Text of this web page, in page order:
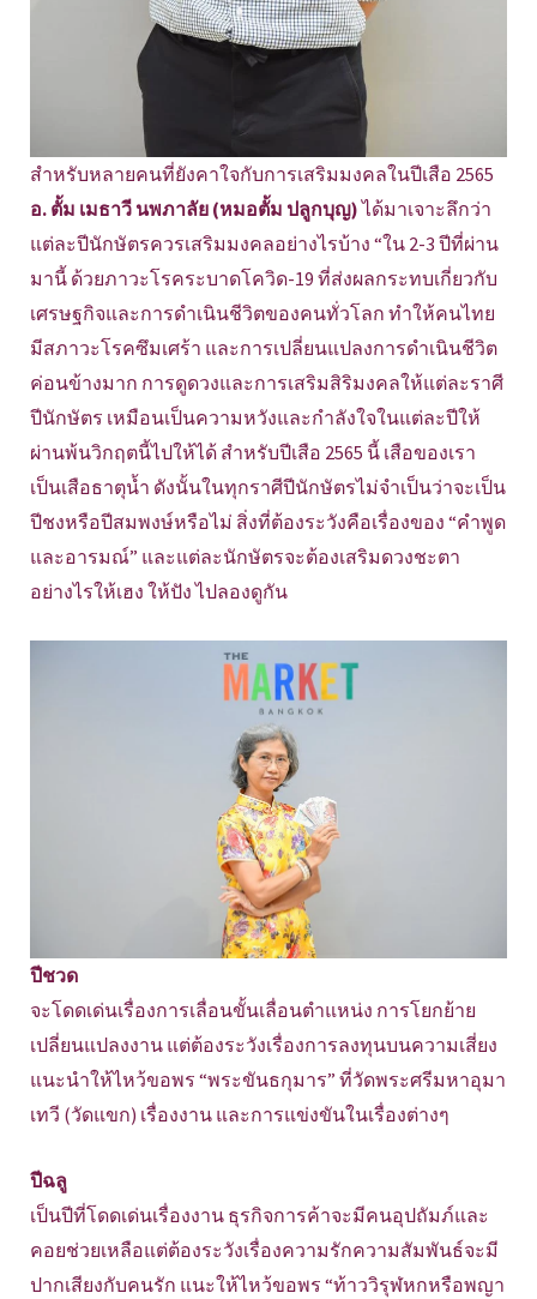
สำหรับหลายคนที่ยังคาใจกับการเสริมมงคลในปีเสือ 2565
อ. ตั้ม เมธาวี นพภาลัย (หมอตั้ม ปลูกบุญ)ได้มาเจาะลึกว่า
แต่ละปีนักษัตรควรเสริมมงคลอย่างไรบ้าง “ใน 2-3 ปีที่ผ่าน
มานี้ ด้วยภาวะโรคระบาดโควิด-19 ที่ส่งผลกระทบเกี่ยวกับ
เศรษฐกิจและการดำเนินชีวิตของคนทั่วโลก ทำให้คนไทย
มีสภาวะโรคซึมเศร้า และการเปลี่ยนแปลงการดำเนินชีวิต
ค่อนข้างมาก การดูดวงและการเสริมสิริมงคลให้แต่ละราศี
ปีนักษัตร เหมือนเป็นความหวังและกำลังใจในแต่ละปีให้
ผ่านพ้นวิกฤตนี้ไปให้ได้ สำหรับปีเสือ 2565 นี้ เสือของเรา
เป็นเสือธาตุน้ำ ดังนั้นในทุกราศีปีนักษัตรไม่จำเป็นว่าจะเป็น
ปีชงหรือปีสมพงษ์หรือไม่ สิ่งที่ต้องระวังคือเรื่องของ “คำพูด
และอารมณ์” และแต่ละนักษัตรจะต้องเสริมดวงชะตา
อย่างไรให้เฮง ให้ปัง ไปลองดูกัน
ปีชวด
จะโดดเด่นเรื่องการเลื่อนขั้นเลื่อนตำแหน่ง การโยกย้าย
เปลี่ยนแปลงงาน แต่ต้องระวังเรื่องการลงทุนบนความเสี่ยง
แนะนำให้ไหว้ขอพร “พระขันธกุมาร” ที่วัดพระศรีมหาอุมา
เทวี (วัดแขก) เรื่องงาน และการแข่งขันในเรื่องต่างๆ
ปีฉลู
เป็นปีที่โดดเด่นเรื่องงาน ธุรกิจการค้าจะมีคนอุปถัมภ์และ
คอยช่วยเหลือแต่ต้องระวังเรื่องความรักความสัมพันธ์จะมี
ปากเสียงกับคนรัก แนะให้ไหว้ขอพร “ท้าววิรุฬหกหรือพญา